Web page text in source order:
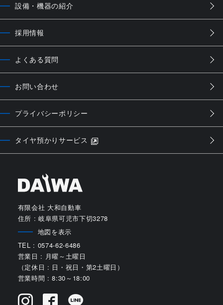
設備・機器の紹介
採用情報
よくある質問
お問い合わせ
プライバシーポリシー
タイヤ預かりサービス
有限会社 大和自動車
住所 : 岐阜県可児市下切3278
地図を表示
TEL : 0574-62-6486
営業日 : 月曜～土曜日
（定休日 : 日・祝日・第2土曜日）
営業時間 : 8:30～18:00